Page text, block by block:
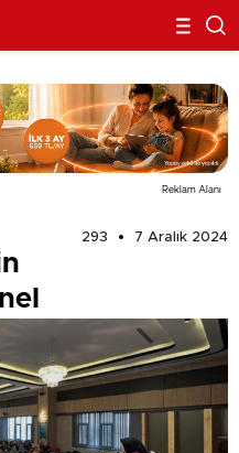
Reklam Alanı
293
7 Aralık 2024